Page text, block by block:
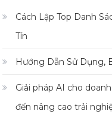
Cách Lập Top Danh
Tín
Hướng Dẫn Sử Dụng,
Giải pháp AI cho
đến nâng cao trải